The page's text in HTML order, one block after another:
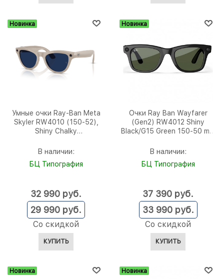
Новинка
Умные очки Ray-Ban Meta
Skyler RW4010 (150-52),
Shiny Chalky
В наличии:
БЦ Типография
29 990 руб.
Со скидкой
32 990 руб.
КУПИТЬ
Новинка
Очки Ray Ban Wayfarer
(Gen2) RW4012 Shiny
Black/G15 Green 150-50 mm
В наличии:
БЦ Типография
33 990 руб.
Со скидкой
37 390 руб.
КУПИТЬ
Новинка Новинка